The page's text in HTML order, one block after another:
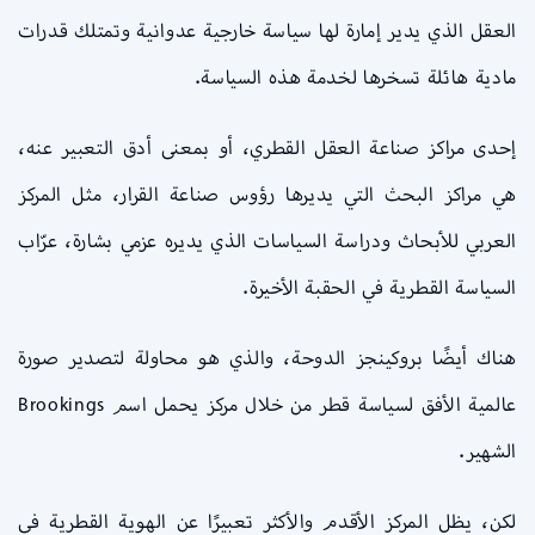
العقل الذي يدير إمارة لها سياسة خارجية عدوانية وتمتلك قدرات
مادية هائلة تسخرها لخدمة هذه السياسة.
إحدى مراكز صناعة العقل القطري، أو بمعنى أدق التعبير عنه،
هي مراكز البحث التي يديرها رؤوس صناعة القرار، مثل المركز
العربي للأبحاث ودراسة السياسات الذي يديره عزمي بشارة، عرّاب
السياسة القطرية في الحقبة الأخيرة.
هناك أيضًا بروكينجز الدوحة، والذي هو محاولة لتصدير صورة
عالمية الأفق لسياسة قطر من خلال مركز يحمل اسم Brookings
الشهير.
لكن، يظل المركز الأقدم والأكثر تعبيرًا عن الهوية القطرية في